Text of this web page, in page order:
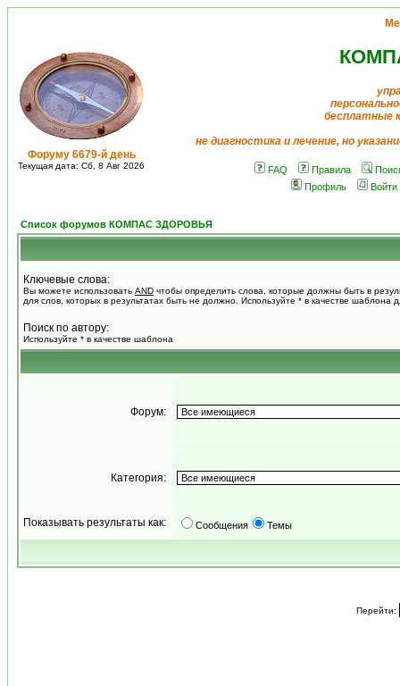
Форуму 6679-й день
Текущая дата: Сб, 8 Авг 2026
бесплатные
не диагностика и лечение, но
FAQ Правила
Профиль
Войти
Список форумов КОМПАС ЗДОРОВЬЯ
Ключевые слова:
Вы можете использовать AND чтобы определить слова, которые должны быть в
для слов, которых в результатах быть не должно. Используйте * в качестве шаблона
Поиск по автору:
Используйте * в качестве шаблона
Форум:
Категория:
Показывать результаты как: Сообщения Темы
Перейти: